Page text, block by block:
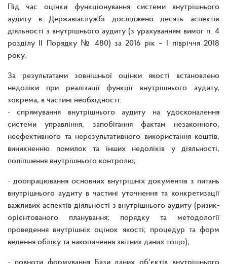
Під час оцінки функціонування системи внутрішнього
аудиту в Державіаслужбі досліджено десять аспектів
діяльності з внутрішнього аудиту (з урахуванням вимог п. 4
розділу ІІ Порядку № 480) за 2016 рік – І півріччя 2018
року.
За результатами зовнішньої оцінки якості встановлено
недоліки при реалізації функції внутрішнього аудиту,
зокрема, в частині необхідності:
- спрямування внутрішнього аудиту на удосконалення
системи управління, запобігання фактам незаконного,
неефективного та нерезультативного використання коштів,
виникненню помилок та інших недоліків у діяльності,
поліпшення внутрішнього контролю;
- доопрацювання основних внутрішніх документів з питань
внутрішнього аудиту в частині уточнення та конкретизації
важливих аспектів діяльності з внутрішнього аудиту (ризик-
орієнтованого планування; порядку та методології
проведення внутрішніх оцінок якості; процедур та форм
ведення обліку та накопичення звітних даних тощо);
- повноти формування Бази даних об’єктів внутрішнього